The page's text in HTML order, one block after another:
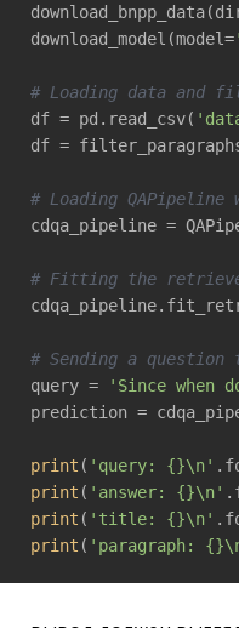
download_model(model=
# Loading data and
df = pd.read_csv(
df =
# Loading
cdqa_pipeline =
# Fitting the
# Sending a
query =
'Since when
prediction =
print ( 'query: {}\n'
print ( 'answer: {}\n'
print ( 'title: {}\n'
print ( 'paragraph: